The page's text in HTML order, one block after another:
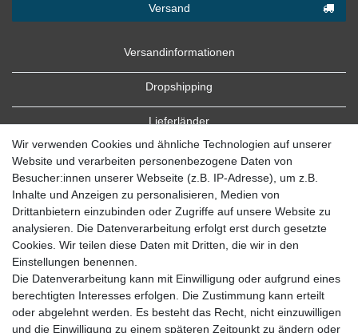
Versand
Versandinformationen
Dropshipping
Lieferländer
Zahlung
Zahlungsbedingungen
Wir verwenden Cookies und ähnliche Technologien auf unserer
Website und verarbeiten personenbezogene Daten von
Besucher:innen unserer Webseite (z.B. IP-Adresse), um z.B.
Inhalte und Anzeigen zu personalisieren, Medien von
Drittanbietern einzubinden oder Zugriffe auf unsere Website zu
analysieren. Die Datenverarbeitung erfolgt erst durch gesetzte
Cookies. Wir teilen diese Daten mit Dritten, die wir in den
Einstellungen benennen.
Die Datenverarbeitung kann mit Einwilligung oder aufgrund eines
berechtigten Interesses erfolgen. Die Zustimmung kann erteilt
oder abgelehnt werden. Es besteht das Recht, nicht einzuwilligen
und die Einwilligung zu einem späteren Zeitpunkt zu ändern oder